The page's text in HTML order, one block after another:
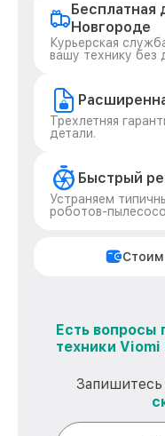
Бесплатная
Новгороде
Курьерская
вашу технику без
Трехлетняя
детали.
Быстрый
Устраняем
роботов-
Есть вопросы
техники Viomi
Запишитесь